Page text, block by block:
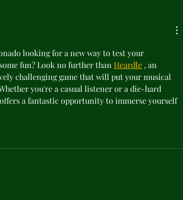
looking for a new way to test your
fun? Look no further than Heardle , an
challenging game that will put your musical
you're a casual listener or a die-hard
a fantastic opportunity to immerse yourself